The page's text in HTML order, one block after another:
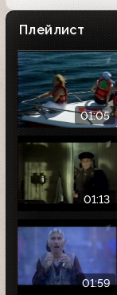
Плейлист
01:05
01:13
01:59